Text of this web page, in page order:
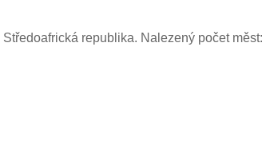
republika. Nalezený počet